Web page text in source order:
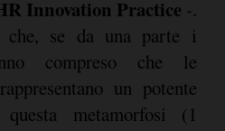
Innovation Practice -.
che, se da una parte i
compreso che le
un potente
metamorfosi (1